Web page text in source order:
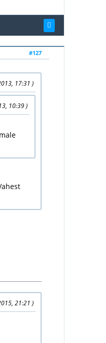
#127
17:31 )
10:39 )
21:21 )